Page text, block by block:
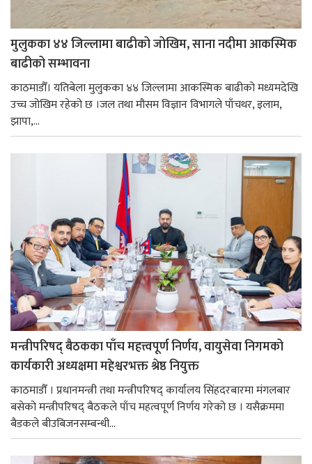
मुलुकका ४४ जिल्लामा बाढीको जोखिम, साना नदीमा आकस्मिक
बाढीको सम्भावना
काठमाडौँ। यतिबेला मुलुकका ४४ जिल्लामा आकस्मिक बाढीको मध्यमदेखि
उच्च जोखिम रहेको छ ।जल तथा मौसम विज्ञान विभागले पाँचथर, इलाम,
झापा,...
मन्त्रीपरिषद् बैठकका पाँच महत्त्वपूर्ण निर्णय, वायुसेवा निगमको
कार्यकारी अध्यक्षमा महेश्वरभक्त श्रेष्ठ नियुक्त
काठमाडौँ । प्रधानमन्त्री तथा मन्त्रीपरिषद् कार्यालय सिंहदरबारमा मंगलबार
बसेको मन्त्रीपरिषद् बैठकले पाँच महत्वपूर्ण निर्णय गरेको छ । यसैक्रममा
बैडकले बीउबिजनसम्बन्धी...